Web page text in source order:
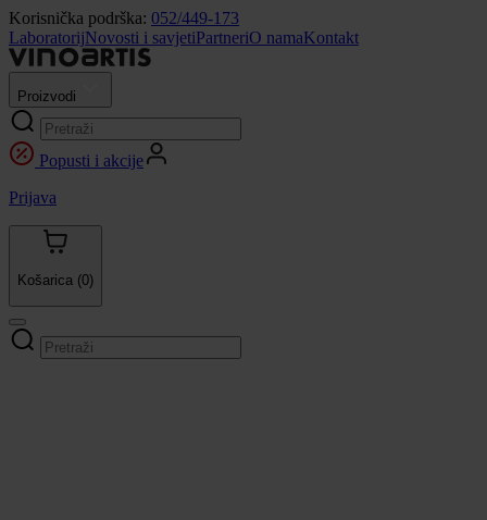
Korisnička podrška: 052/449-173
LaboratorijNovosti i savjetiPartneriO namaKontakt
Proizvodi
Popusti i akcije
Prijava
Košarica (0)